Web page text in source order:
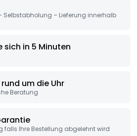
Selbstabholung – Lieferung innerhalb
sich in 5 Minuten
um die Uhr
Beratung
falls Ihre Bestellung abgelehnt wird